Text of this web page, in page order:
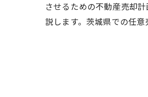
させるための不動産売却
説します。茨城県での任